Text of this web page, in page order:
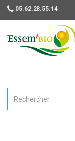
05.62.28.55.14